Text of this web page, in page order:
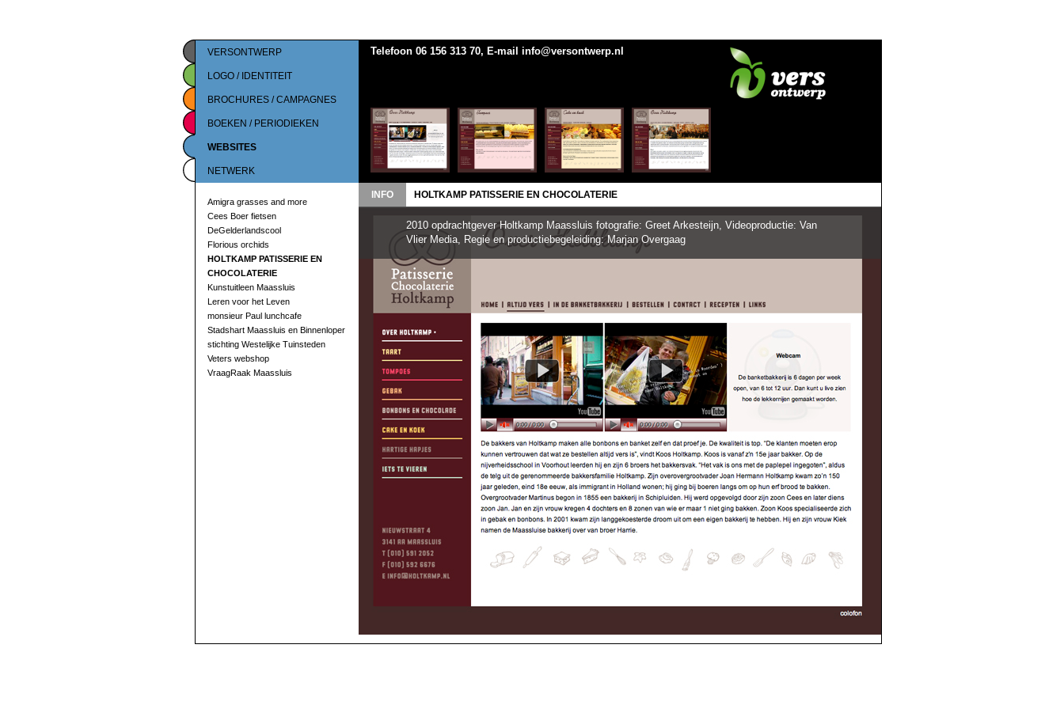
VERSONTWERP
LOGO / IDENTITEIT
BROCHURES / CAMPAGNES
BOEKEN / PERIODIEKEN
WEBSITES
NETWERK
Amigra grasses and more
Cees Boer fietsen
DeGelderlandscool
Florious orchids
HOLTKAMP PATISSERIE EN
CHOCOLATERIE
Kunstuitleen Maassluis
Leren voor het Leven
monsieur Paul lunchcafe
Stadshart Maassluis en Binnenloper
stichting Westelijke Tuinsteden
Veters webshop
VraagRaak Maassluis
Telefoon 06 156 313 70, E-mail info@versontwerp.nl
INFO HOLTKAMP PATISSERIE EN CHOCOLATERIE
2010 opdrachtgever Holtkamp Maassluis fotografie: Greet Arkesteijn, Videoproductie: Van
Vlier Media, Regie en productiebegeleiding: Marjan Overgaag